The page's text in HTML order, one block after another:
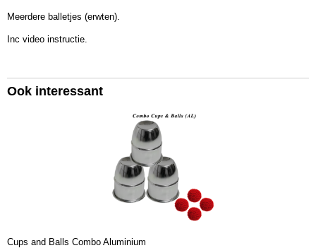
Meerdere balletjes (erwten).
Inc video instructie.
Ook interessant
Cups and Balls Combo Aluminium